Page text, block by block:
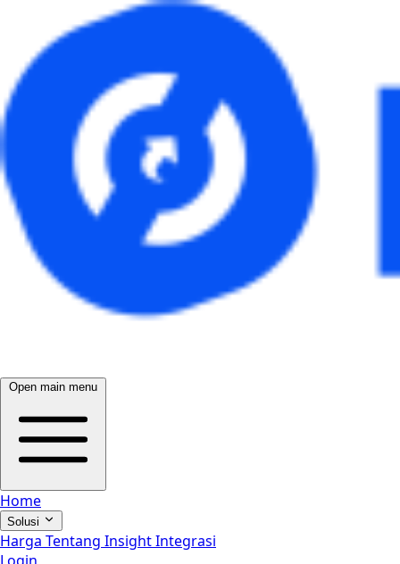
Open main menu
Home
Solusi
Harga Tentang InsightIntegrasi